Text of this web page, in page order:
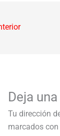
Deja
Tu dirección
marcados con